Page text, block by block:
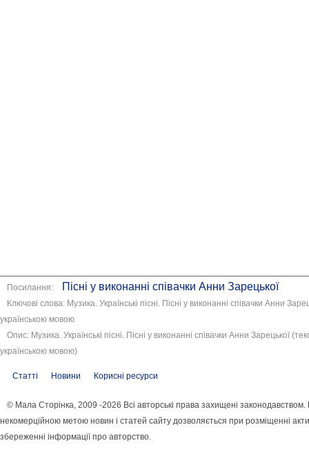
Посилання: Пісні у виконанні співачки Анни Зарецької
Ключові слова: Музика. Українські пісні. Пісні у виконанні співачки Анни
українською мовою
Опис: Музика. Українські пісні. Пісні у виконанні співачки Анни Зарецької
українською мовою)
Статті Новини Корисні ресурси
© Мала Сторінка, 2009 -2026 Всі авторські права захищені
некомерційною метою новин і статей сайту дозволяється при розміщенні
збереженні інформації про авторство.